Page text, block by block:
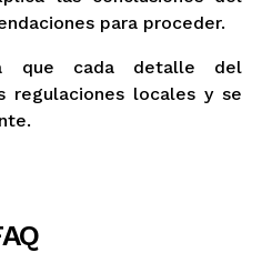
para proceder.
que cada detalle del
regulaciones locales y se